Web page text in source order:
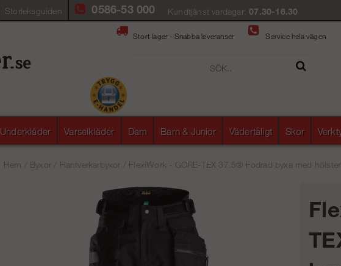
Storleksguiden 0586-53 000 Kundtjänst vardagar:07.30-16.30
Stort lager - Snabba leveranser Service hela vägen
Underkläder Varselkläder Dam Barn & Junior Vädertåligt Skor
Hem Byxor Hantverkarbyxor FlexiWork - GORE-TEX 37.5® Fodrad byxa med